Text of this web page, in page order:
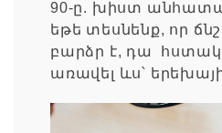
90-ը. խիստ
եթե տեսնենք, որ
բարձր է, դա հստակ
առավել ևս՝